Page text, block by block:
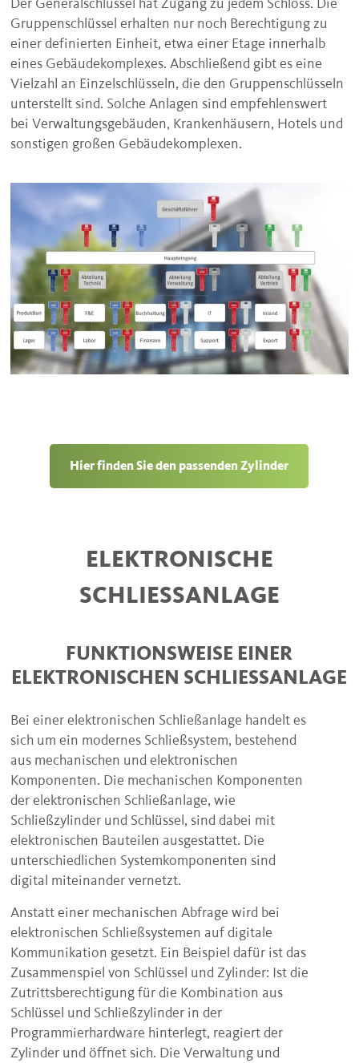
Der Generalschlüssel hat Zugang zu jedem Schloss. Die
Gruppenschlüssel erhalten nur noch Berechtigung zu
einer definierten Einheit, etwa einer Etage innerhalb
eines Gebäudekomplexes. Abschließend gibt es eine
Vielzahl an Einzelschlüsseln, die den Gruppenschlüsseln
unterstellt sind. Solche Anlagen sind empfehlenswert
bei Verwaltungsgebäuden, Krankenhäusern, Hotels und
sonstigen großen Gebäudekomplexen.
Hier finden Sie den passenden Zylinder
ELEKTRONISCHE
SCHLIESSANLAGE
FUNKTIONSWEISE EINER
ELEKTRONISCHEN SCHLIESSANLAGE
Bei einer elektronischen Schließanlage handelt es
sich um ein modernes Schließsystem, bestehend
aus mechanischen und elektronischen
Komponenten. Die mechanischen Komponenten
der elektronischen Schließanlage, wie
Schließzylinder und Schlüssel, sind dabei mit
elektronischen Bauteilen ausgestattet. Die
unterschiedlichen Systemkomponenten sind
digital miteinander vernetzt.
Anstatt einer mechanischen Abfrage wird bei
elektronischen Schließsystemen auf digitale
Kommunikation gesetzt. Ein Beispiel dafür ist das
Zusammenspiel von Schlüssel und Zylinder: Ist die
Zutrittsberechtigung für die Kombination aus
Schlüssel und Schließzylinder in der
Programmierhardware hinterlegt, reagiert der
Zylinder und öffnet sich. Die Verwaltung und